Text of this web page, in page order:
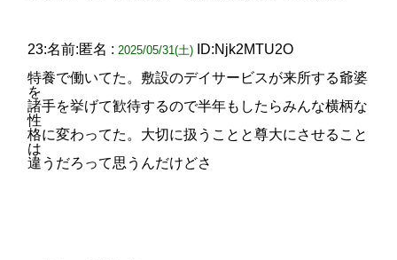
23:名前:匿名 : 2025/05/31(土)
ID:Njk2MTU2O
特養で働いてた。敷設のデイサービスが来所する爺婆
を
諸手を挙げて歓待するので半年もしたらみんな横柄な
性
格に変わってた。大切に扱うことと尊大にさせること
は
違うだろって思うんだけどさ